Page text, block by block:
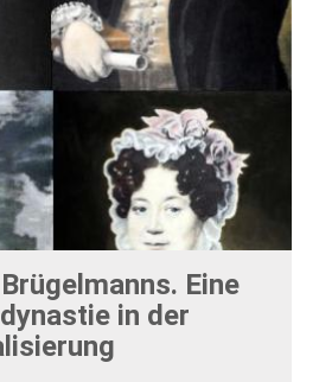
Eine
in der